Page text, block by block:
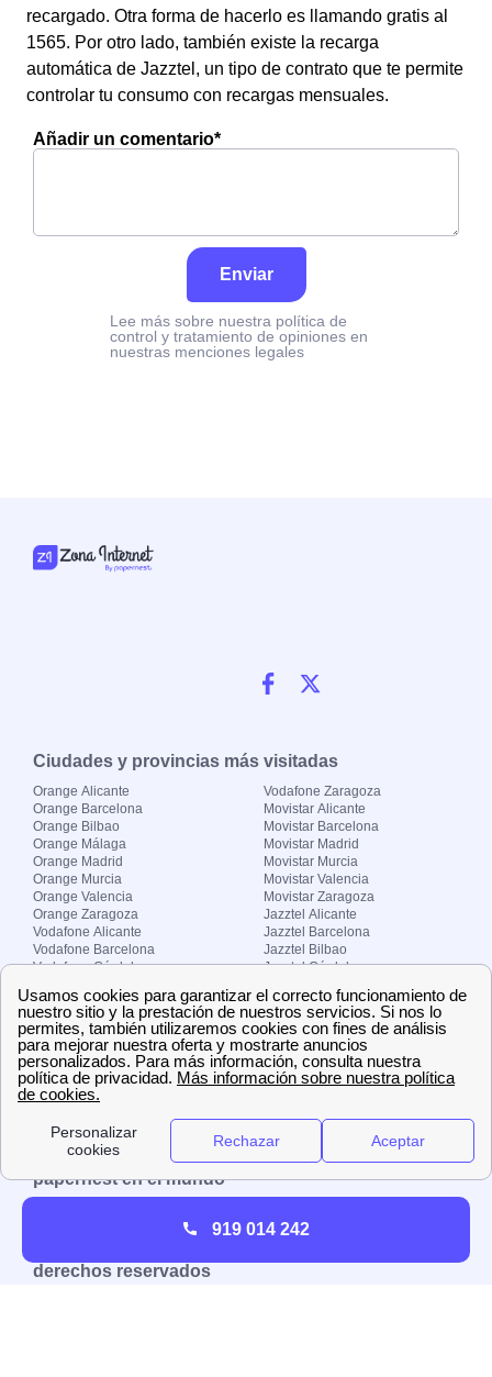
recargado. Otra forma de hacerlo es llamando gratis al
1565. Por otro lado, también existe la recarga
automática de Jazztel, un tipo de contrato que te permite
controlar tu consumo con recargas mensuales.
Añadir un comentario*
Enviar
Lee más sobre nuestra política de
control y tratamiento de opiniones en
nuestras menciones legales
Ciudades y provincias más visitadas
Orange Alicante
Orange Barcelona
Orange Bilbao
Orange Málaga
Orange Madrid
Orange Murcia
Orange Valencia
Orange Zaragoza
Vodafone Alicante
Vodafone Barcelona
Vodafone Córdoba
Vodafone Madrid
Vodafone Murcia
Vodafone Valencia
Vodafone Zaragoza
Movistar Alicante
Movistar Barcelona
Movistar Madrid
Movistar Murcia
Movistar Valencia
Movistar Zaragoza
Jazztel Alicante
Jazztel Barcelona
Jazztel Bilbao
Jazztel Córdoba
Jazztel Málaga
Jazztel Valencia
Jazztel Zaragoza
Sobre Zona-internet.com
¿Quiénes somos?
El grupo papernest
Aviso legal Nuestras ofertas de trabajo
papernest en el mundo
Reino Unido
derechos reservados
919 014 242